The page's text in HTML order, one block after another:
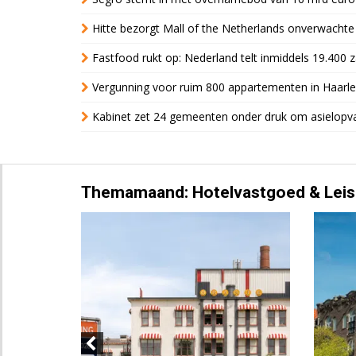
Hitte bezorgt Mall of the Netherlands
Fastfood rukt op: Nederland telt inmiddels 19.400
Vergunning voor ruim 800 appartementen in
Kabinet zet 24 gemeenten onder druk om
Themamaand: Hotelvastgoed &